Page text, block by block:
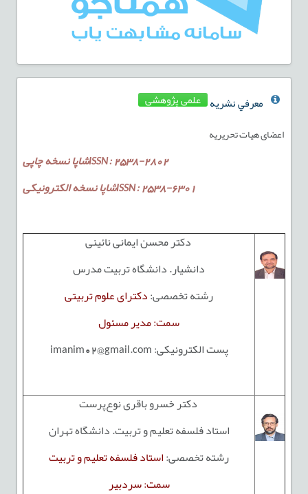
معرفي نشريه علمی پژوهشی
اعضای هیات تحریریه
ISSN: 2538-2802شاپا نسخه چاپی
شاپا نسخه الکترونیکیISSN: 2538-6301
دکتر محسن ایمانی نائینی
دانشیار. دانشگاه تربیت مدرس
رشته تخصصی:دکترای علوم تربیتی
سمت: مدیر مسئول
پست الکترونیکی:imanim02@gmail.com
دکتر خسرو باقری نوع‌پرست
استاد فلسفه تعلیم و تربیت. دانشگاه تهران
رشته تخصصی:استاد فلسفه تعلیم و تربیت
سمت: سردبیر